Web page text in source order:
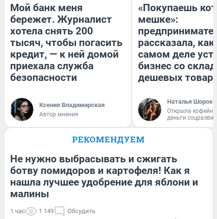
Мой банк меня
бережет. Журналист
хотела снять 200
тысяч, чтобы погасить
кредит, — к ней домой
приехала служба
безопасности
Ксения Владимирская
Автор мнения
«Покупаешь
мешке»:
рассказала, как
самом деле
бизнес со
дешевых
Наталья
Открыла
деньги
РЕКОМЕНДУЕМ
Не нужно выбрасывать и сжигать
ботву помидоров и картофеля! Как я
нашла лучшее удобрение для яблони и
малины
1 час 1 149 Обсудить